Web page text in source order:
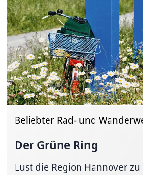
Beliebter Rad- und
Der Grüne Ring
Lust die Region Hannover